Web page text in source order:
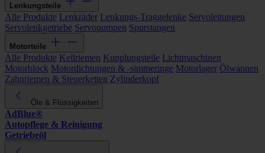
Lenkungsteile
Alle Produkte Lenkräder Lenkungs-Traggelenke Servoleitungen
Servolenkgetriebe Servopumpen Spurstangen
Motorteile
Alle Produkte Keilriemen Kupplungsteile Lichtmaschinen
Motorblock Motordichtungen & -simmeringe Motorlager Ölwannen
Zahnriemen & Steuerketten Zylinderkopf
Öle & Flüssigkeiten
AdBlue®
Autopflege & Reinigung
Getriebeöl